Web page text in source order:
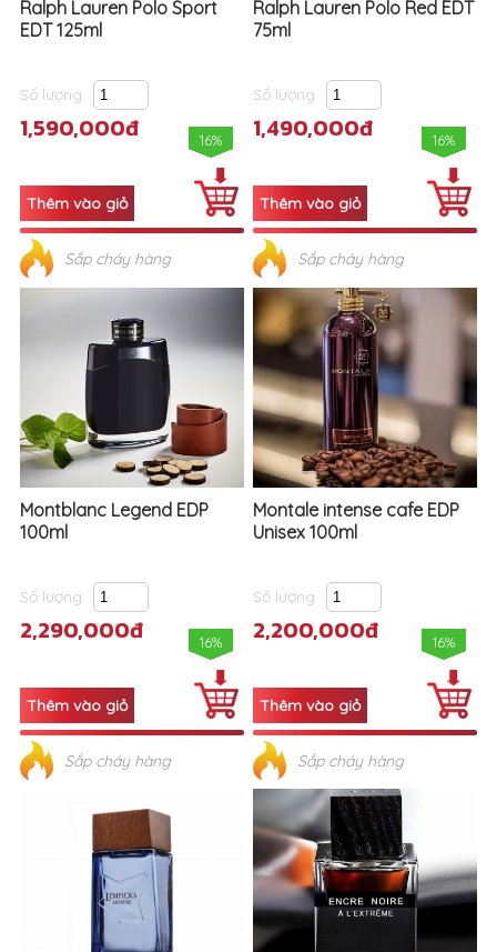
Ralph Lauren Polo Sport
EDT 125ml
Số lượng
1,590,000đ 16%
Sắp cháy hàng
Ralph Lauren Polo Red EDT
75ml
Số lượng
1,490,000đ 16%
Sắp cháy hàng
Montblanc Legend EDP
100ml
Số lượng
2,290,000đ 16%
Sắp cháy hàng
Montale intense cafe EDP
Unisex 100ml
Số lượng
2,200,000đ 16%
Sắp cháy hàng